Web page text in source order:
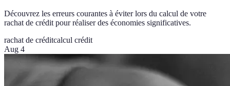
Découvrez les erreurs courantes à éviter lors du calcul de votre
rachat de crédit pour réaliser des économies significatives.
rachat de créditcalcul crédit
Aug 4